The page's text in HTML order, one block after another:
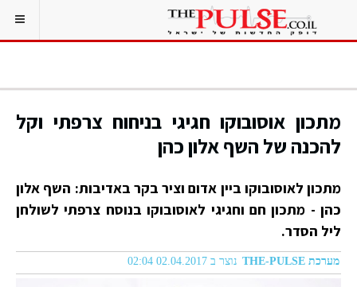
מתכון אוסובוקו חגיגי בניחוח צרפתי וקל
להכנה של השף אלון כהן
מתכון לאוסובוקו ביין אדום וציר בקר באדיבות: השף אלון
כהן - מתכון חם וחגיגי לאוסובוקו בנוסח צרפתי לשולחן
ליל הסדר.
מערכת THE-PULSE נוצר ב 02.04.2017 02:04